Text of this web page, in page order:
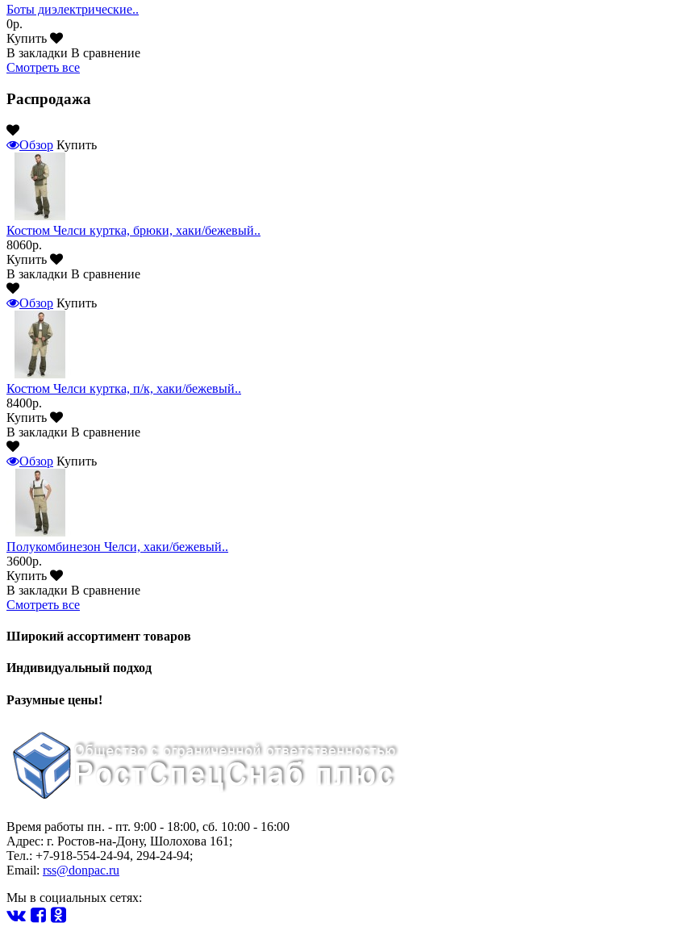
Боты диэлектрические..
0р.
Купить
В закладки В сравнение
Смотреть все
Распродажа
Обзор Купить
Костюм Челси куртка, брюки, хаки/бежевый..
8060р.
Купить
В закладки В сравнение
Обзор Купить
Костюм Челси куртка, п/к, хаки/бежевый..
8400р.
Купить
В закладки В сравнение
Обзор Купить
Полукомбинезон Челси, хаки/бежевый..
3600р.
Купить
В закладки В сравнение
Смотреть все
Широкий ассортимент товаров
Индивидуальный подход
Разумные цены!
Время работы пн. - пт. 9:00 - 18:00, сб. 10:00 - 16:00
Адрес: г. Ростов-на-Дону, Шолохова 161 ;
Тел.: +7-918-554-24-94, 294-24-94;
Email: rss@donpac.ru
Мы в социальных сетях: